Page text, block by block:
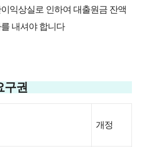
익상실로 인하여 대출원금 잔액
내셔야 합니다
구권
개정